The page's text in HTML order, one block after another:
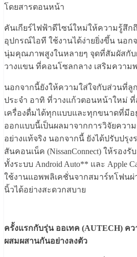
โดยสารตอนหน้า
คันเกียร์ไฟฟ้าดีไซน์ใหม่ให้ความรู้สึ
อุปกรณ์ไอที ใช้งานได้ง่ายยิ่งขึ้น นอก
นุ่มคุณภาพสูงในหลายๆ จุดที่สัมผัสกับ
วางแขน ที่คอนโซลกลาง เสริมความ
นอกจากนี้ยังให้ความใส่ใจกับส่วนที่ลู
ประจำ อาทิ ที่วางแก้วตอนหน้าใหม่
เครื่องดื่มได้ทุกแบบและทุกขนาดที่มีอ
ออกแบบนี้เป็นผลมาจากการวิจัยควา
อย่างแท้จริง นอกจากนี้ ยังได้ปรับปรุ
สันคอนเน็ค (NissanConnect) ให้รอง
ทั้งระบบ Android Auto** และ Apple
ใช้งานแอพพลิเคชั่นจากสมาร์ทโฟน
นิ้วได้อย่างสะดวกสบาย
ครั้งแรกกับรุ่น ออเทค (AUTECH) ค
ผสมผสานกันอย่างลงตัว